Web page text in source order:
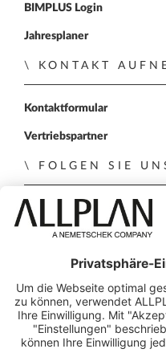
BIMPLUS Login
Jahresplaner
KONTAKT
Kontaktformular
Vertriebspartner
FOLGEN SIE
ALLPLAN auf
ALLPLAN
© ALLPLAN Österreich
ALLPLAN ist Teil der